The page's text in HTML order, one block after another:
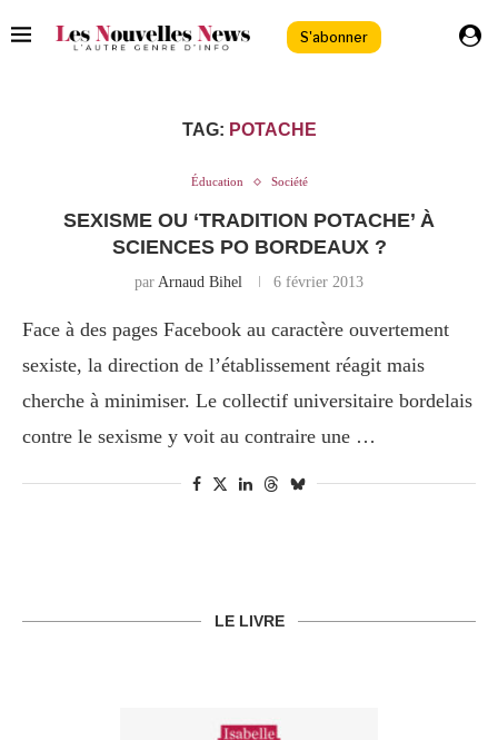
S'abonner
TAG: POTACHE
Éducation Société
SEXISME OU ‘TRADITION POTACHE’ À
SCIENCES PO BORDEAUX ?
par Arnaud Bihel 6 février 2013
Face à des pages Facebook au caractère ouvertement
sexiste, la direction de l’établissement réagit mais
cherche à minimiser. Le collectif universitaire bordelais
contre le sexisme y voit au contraire une …
LE LIVRE